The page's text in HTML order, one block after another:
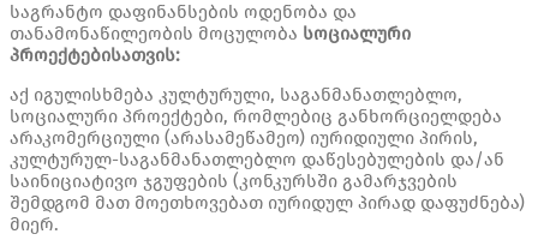
საგრანტო დაფინანსების ოდენობა და
თანამონაწილეობის მოცულობა სოციალური
პროექტებისათვის:
აქ იგულისხმება კულტურული, საგანმანათლებლო,
სოციალური პროექტები, რომლებიც განხორციელდება
არაკომერციული (არასამეწამეო) იურიდიული პირის,
კულტურულ-საგანმანათლებლო დაწესებულების და/ან
საინიციატივო ჯგუფების (კონკურსში გამარჯვების
შემდგომ მათ მოეთხოვებათ იურიდულ პირად დაფუძნება)
მიერ.